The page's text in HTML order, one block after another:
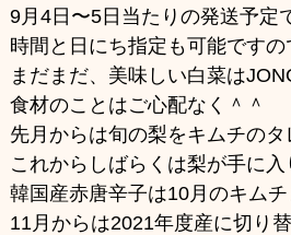
9月4日〜5日当たりの発送予定
時間と日にち指定も可能ですの
まだまだ、美味しい白菜は
食材のことはご心配なく＾＾
先月からは旬の梨をキムチのタ
これからしばらくは梨が手に入
韓国産赤唐辛子は10月のキム
11月からは2021年度産に切り